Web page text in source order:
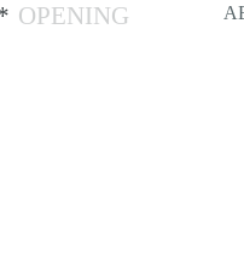
OPENING